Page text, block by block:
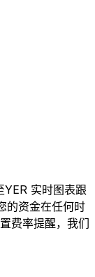
实时图表跟
的资金在任何时
费率提醒，我们